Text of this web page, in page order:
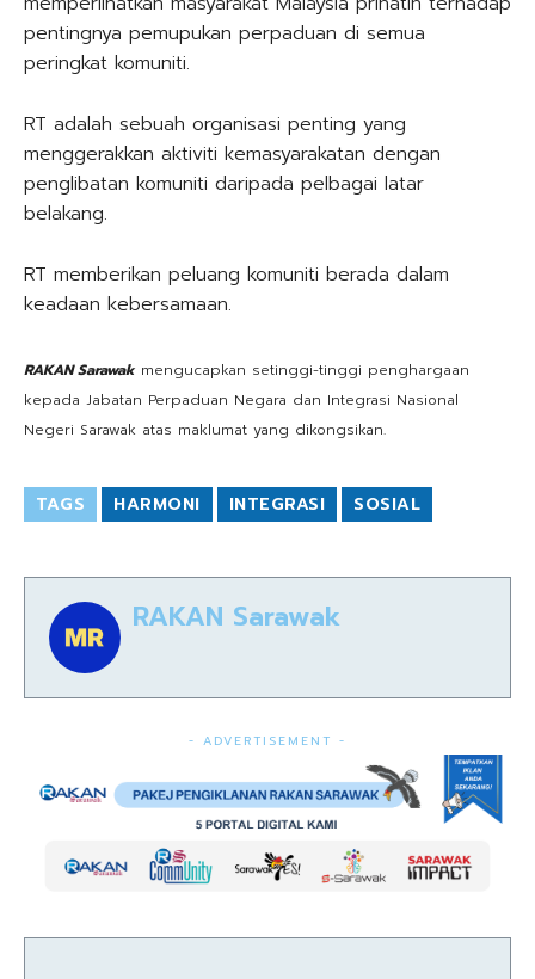
pentingnya pemupukan perpaduan di semua
peringkat komuniti.
RT adalah sebuah organisasi penting yang
menggerakkan aktiviti kemasyarakatan dengan
penglibatan komuniti daripada pelbagai latar
belakang.
RT memberikan peluang komuniti berada dalam
keadaan kebersamaan.
RAKAN Sarawak mengucapkan setinggi-tinggi penghargaan
kepada Jabatan Perpaduan Negara dan Integrasi Nasional
Negeri Sarawak atas maklumat yang dikongsikan.
TAGS HARMONI INTEGRASI SOSIAL
RAKAN Sarawak
- ADVERTISEMENT -